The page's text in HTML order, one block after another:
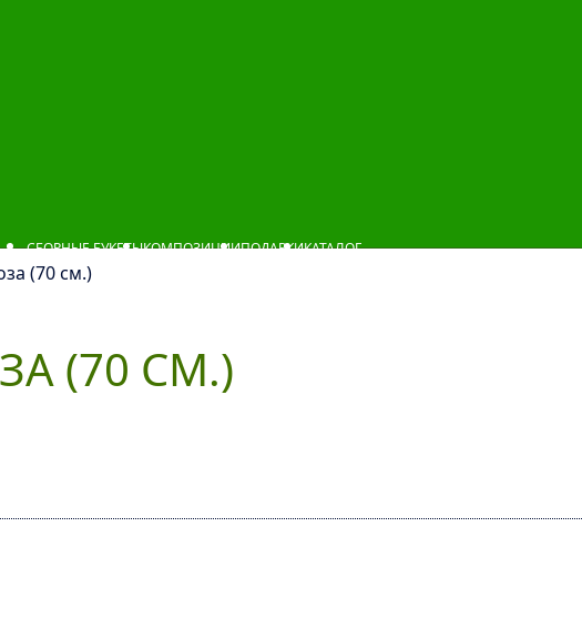
СБОРНЫЕ БУКЕТЫКОМПОЗИЦИИПОДАРКИКАТАЛОГ
(70 см.)
(70 СМ.)